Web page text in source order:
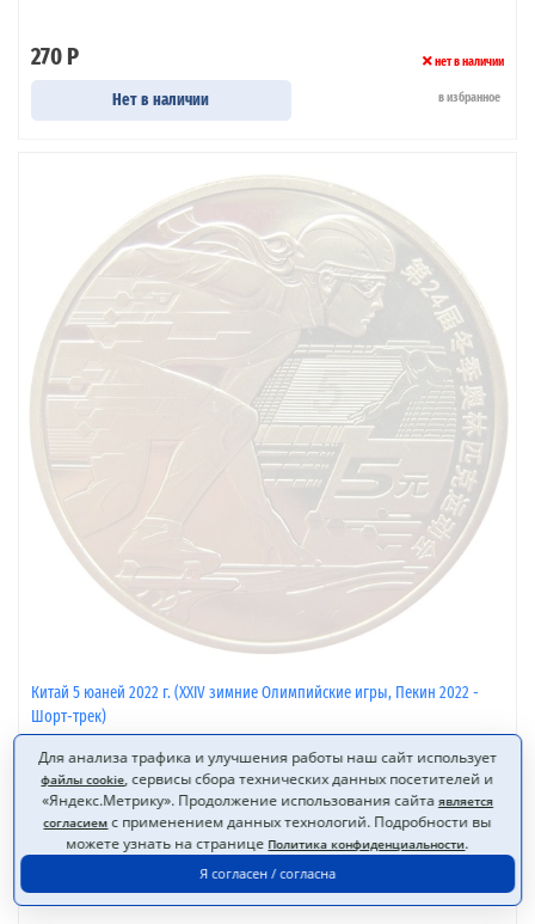
270 Р нет в наличии
Нет в наличии в избранное
Китай 5 юаней 2022 г. (XXIV зимние Олимпийские игры, Пекин 2022 -
Шорт-трек)
270 Р нет в наличии
Нет в наличии в избранное
Для анализа трафика и улучшения работы наш сайт использует
файлы cookie, сервисы сбора технических данных посетителей и
«Яндекс.Метрику». Продолжение использования сайта является
согласием с применением данных технологий. Подробности вы
можете узнать на странице Политика конфиденциальности.
Я согласен / согласна